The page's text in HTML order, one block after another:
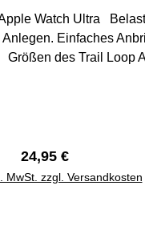
schicken Design. Verfügbar in
Einfaches
Armband ist das perfekte Fitness Zubehör
Regulärer Preis:
24,95 €
MwSt. zzgl. Versandkosten